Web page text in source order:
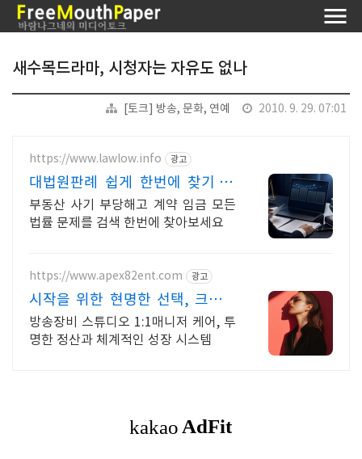
새수목드라마, 시청자는 자유도 없나
[토크] 방송, 문화, 연예 2010. 9. 29. 07:01
https://www.lawlow.info 광고
대법원판례 쉽게 한번에 찾기 AI
판례 검색은 로우로우!
부동산 사기 부당해고 계약 임금 모든
법률 문제를 검색 한번에 찾아보세요
https://www.apex82ent.com 광고
시작을 위한 현명한 선택, 크리에
이터, BJ 상시 모집
방송장비 스튜디오 1:1매니저 케어, 투
명한 정산과 체계적인 성장 시스템